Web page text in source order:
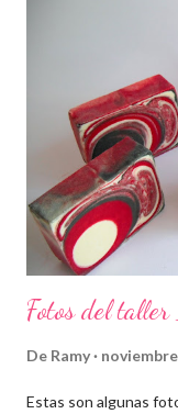
Fotos del
De Ramy
Estas son algunas